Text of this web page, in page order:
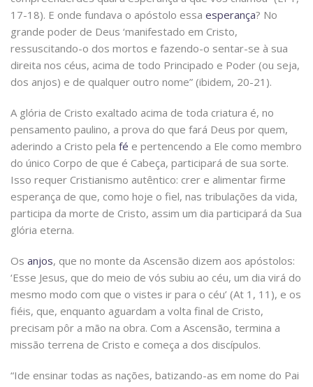
17-18). E onde fundava o apóstolo essa esperança? No
grande poder de Deus ‘manifestado em Cristo,
ressuscitando-o dos mortos e fazendo-o sentar-se à sua
direita nos céus, acima de todo Principado e Poder (ou seja,
dos anjos) e de qualquer outro nome” (ibidem, 20-21).
A glória de Cristo exaltado acima de toda criatura é, no
pensamento paulino, a prova do que fará Deus por quem,
aderindo a Cristo pela fé e pertencendo a Ele como membro
do único Corpo de que é Cabeça, participará de sua sorte.
Isso requer Cristianismo autêntico: crer e alimentar firme
esperança de que, como hoje o fiel, nas tribulações da vida,
participa da morte de Cristo, assim um dia participará da Sua
glória eterna.
Os anjos, que no monte da Ascensão dizem aos apóstolos:
‘Esse Jesus, que do meio de vós subiu ao céu, um dia virá do
mesmo modo com que o vistes ir para o céu’ (At 1, 11), e os
fiéis, que, enquanto aguardam a volta final de Cristo,
precisam pôr a mão na obra. Com a Ascensão, termina a
missão terrena de Cristo e começa a dos discípulos.
“Ide ensinar todas as nações, batizando-as em nome do Pai